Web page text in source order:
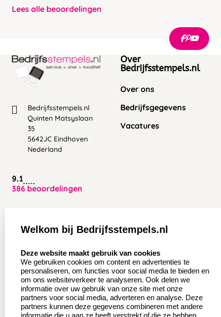
Lees alle beoordelingen
Bedrijfsstempels.nl
Quinten Matsyslaan
35
5642JC Eindhoven
Nederland
9.1
386 beoordelingen
Over
Bedrijfsstempels.nl
Over ons
Bedrijfsgegevens
Vacatures
Aanvraag op maat
Wederverkoper
worden
Sale
Betaling & Verzending
Contact opnemen
Veel gestelde vragen
Retourneren
Herroepingsrecht
Welkom bij Bedrijfsstempels.nl
Deze website maakt gebruik van cookies
We gebruiken cookies om content en advertenties te
personaliseren, om functies voor social media te bieden en
om ons websiteverkeer te analyseren. Ook delen we
informatie over uw gebruik van onze site met onze
partners voor social media, adverteren en analyse. Deze
partners kunnen deze gegevens combineren met andere
informatie die u aan ze heeft verstrekt of die ze hebben